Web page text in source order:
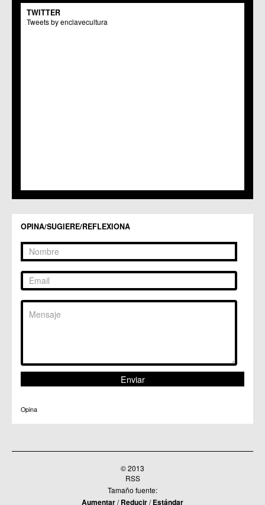
TWITTER
Tweets by enclavecultura
OPINA/SUGIERE/REFLEXIONA
Opina
© 2013
RSS
Tamaño fuente:
Aumentar/Reducir/Estándar